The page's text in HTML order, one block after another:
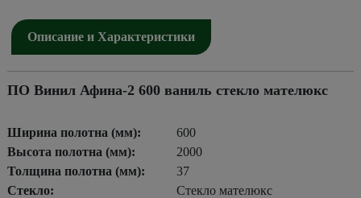
Описание и Характеристики
ПО Винил Афина-2 600 ваниль стекло мателюкс
Ширина полотна (мм):
600
Высота полотна (мм):
2000
Толщина полотна (мм):
37
Стекло:
Стекло мателюкс